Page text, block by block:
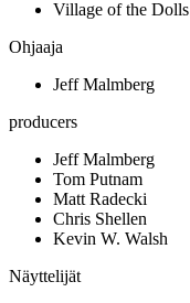
Village of the Dolls
Ohjaaja
Jeff Malmberg
producers
Jeff Malmberg
Tom Putnam
Matt Radecki
Chris Shellen
Kevin W. Walsh
Näyttelijät